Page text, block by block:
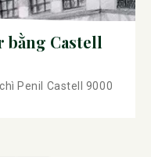
bằng Castell
Penil Castell 9000